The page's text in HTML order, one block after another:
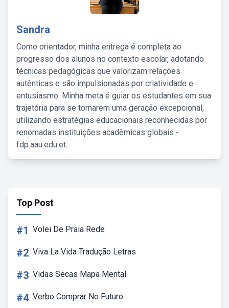
Sandra
Como orientador, minha entrega é completa ao
progresso dos alunos no contexto escolar, adotando
técnicas pedagógicas que valorizam relações
autênticas e são impulsionadas por criatividade e
entusiasmo. Minha meta é guiar os estudantes em sua
trajetória para se tornarem uma geração excepcional,
utilizando estratégias educacionais reconhecidas por
renomadas instituições acadêmicas globais -
fdp.aau.edu.et.
Top Post
#1 Volei De Praia Rede
#2 Viva La Vida Tradução Letras
#3 Vidas Secas Mapa Mental
#4 Verbo Comprar No Futuro